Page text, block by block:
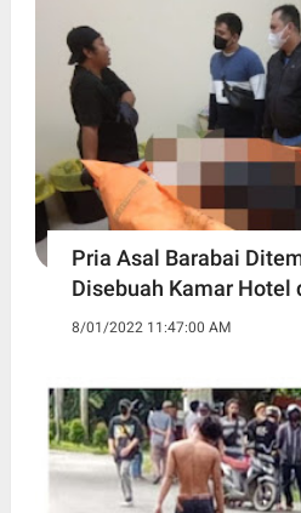
Pria Asal Barabai
Disebuah Kamar Hotel
8/01/2022 11:47:00 AM